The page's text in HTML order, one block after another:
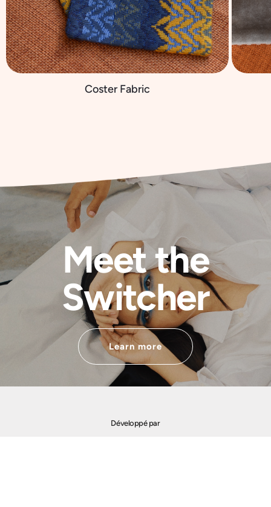
Coster Fabric
Meet the
Switcher
Learn more
Développé par